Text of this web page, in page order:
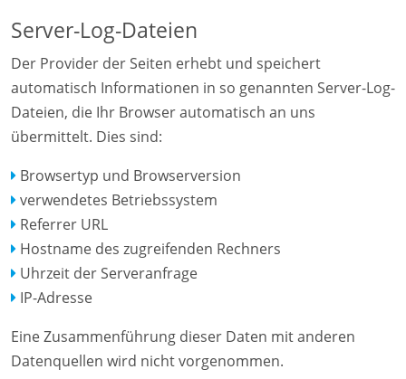
Server-Log-Dateien
Der Provider der Seiten erhebt und speichert
automatisch Informationen in so genannten Server-Log-
Dateien, die Ihr Browser automatisch an uns
übermittelt. Dies sind:
Browsertyp und Browserversion
verwendetes Betriebssystem
Referrer URL
Hostname des zugreifenden Rechners
Uhrzeit der Serveranfrage
IP-Adresse
Eine Zusammenführung dieser Daten mit anderen
Datenquellen wird nicht vorgenommen.